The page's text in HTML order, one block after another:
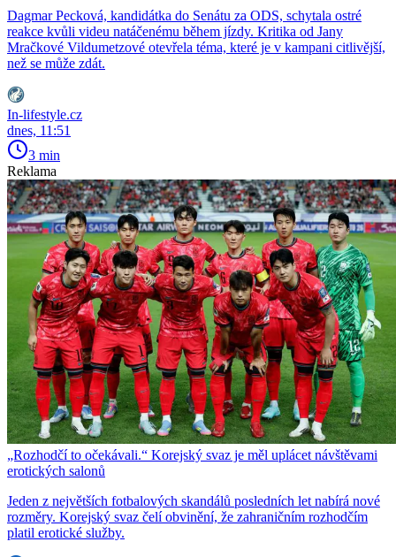
Dagmar Pecková, kandidátka do Senátu za ODS, schytala ostré
reakce kvůli videu natáčenému během jízdy. Kritika od Jany
Mračkové Vildumetzové otevřela téma, které je v kampani citlivější,
než se může zdát.
In-lifestyle.cz
dnes, 11:51
3 min
Reklama
„Rozhodčí to očekávali.“ Korejský svaz je měl uplácet návštěvami
erotických salonů
Jeden z největších fotbalových skandálů posledních let nabírá nové
rozměry. Korejský svaz čelí obvinění, že zahraničním rozhodčím
platil erotické služby.